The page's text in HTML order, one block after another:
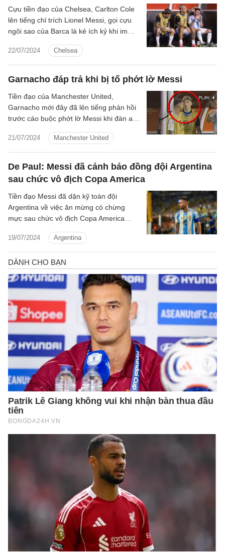
22/07/2024 Chelsea
Cựu tiền đạo của Chelsea, Carlton Cole
lên tiếng chỉ trích Lionel Messi, gọi cựu
ngôi sao của Barca là kẻ ích kỷ khi im
của đồng đội tại Argentina.
Garnacho đáp trả khi bị tố phớt lờ Messi
21/07/2024 Manchester United
Tiền đạo của Manchester United,
Garnacho mới đây đã lên tiếng phản hồi
trước cáo buộc phớt lờ Messi khi đàn anh
De Paul: Messi đã cảnh báo đồng đội Argentina
sau chức vô địch Copa America
19/07/2024 Argentina
Tiền đạo Messi đã dặn kỹ toàn đội
Argentina về việc ăn mừng có chừng
mực sau chức vô địch Copa America